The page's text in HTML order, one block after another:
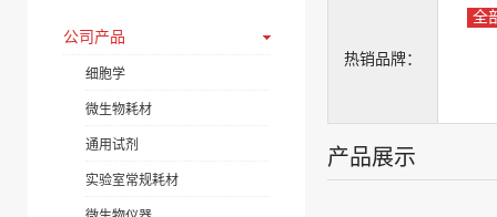
公司产品
细胞学
微生物耗材
通用试剂
实验室常规耗材
热销品牌：
全
产品展示